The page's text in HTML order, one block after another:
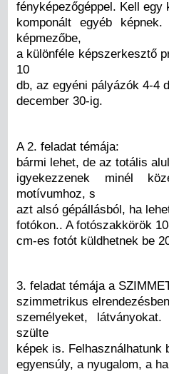
fényképezőgéppel. Kell
komponált egyéb
képmezőbe,
a különféle képszerkesztő
10
db, az egyéni pályázók 4-4
december 30-ig.
A 2. feladat témája:
bármi lehet, de az totális
igyekezzenek minél
motívumhoz, s
azt alsó gépállásból, ha
fotókon.. A fotószakkörök
cm-es fotót küldhetnek be
3. feladat témája a
szimmetrikus
személyeket,
szülte
képek is. Felhasználhatunk
egyensúly, a nyugalom, a